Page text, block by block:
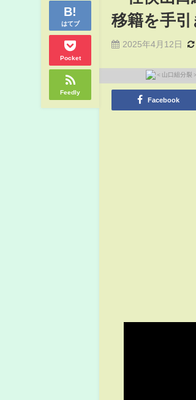
はてブ
Pocket
Feedly
移籍を手引
2025年4月12日
Facebook